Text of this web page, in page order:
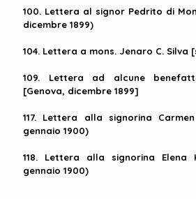
100. Lettera al signor Pedrito di
dicembre 1899)
104. Lettera a mons. Jenaro C. Silva
109. Lettera ad alcune
[Genova, dicembre 1899]
117. Lettera alla signorina
gennaio 1900)
118. Lettera alla signorina Elena
gennaio 1900)